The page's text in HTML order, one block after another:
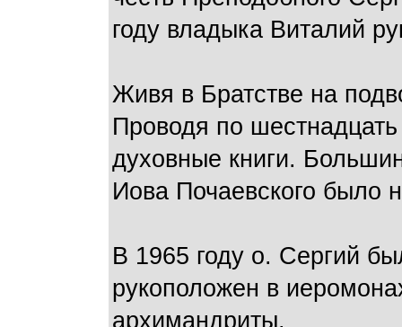
году владыка Виталий
Живя в Братстве на
Проводя по
духовные книги.
Иова Почаевского было
В 1965 году о. Сергий
рукоположен в
архимандриты.